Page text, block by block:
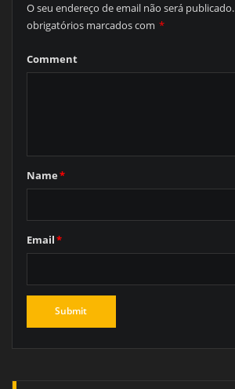
O seu endereço de email não será publicado.
obrigatórios marcados com *
Comment
Name*
Email*